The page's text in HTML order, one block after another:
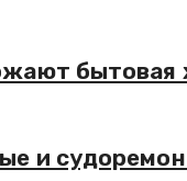
бытовая
и